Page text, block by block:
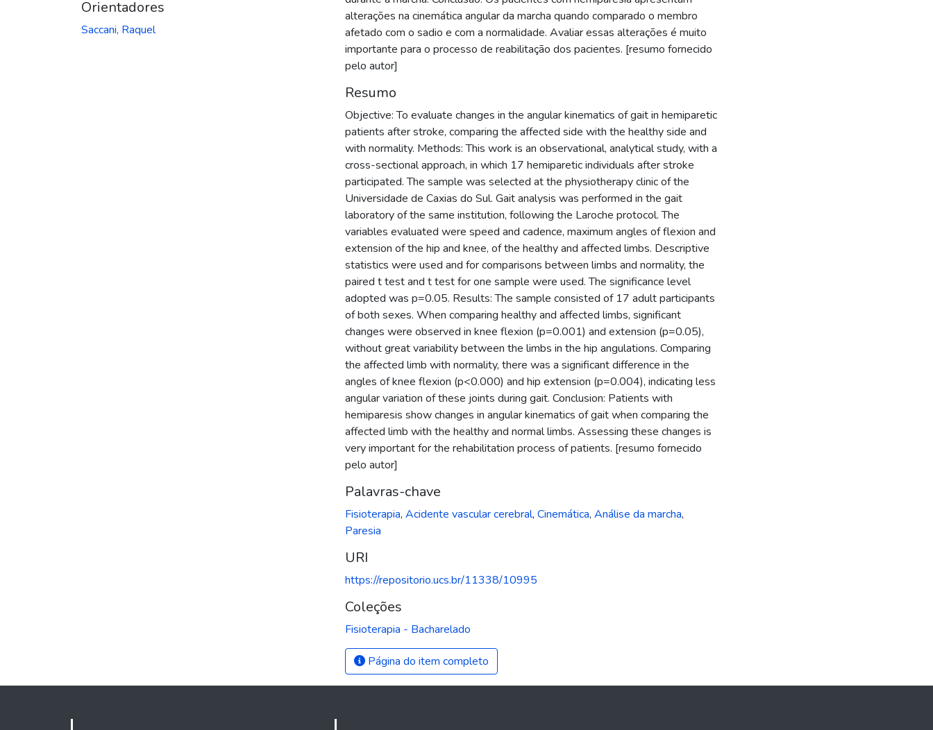
Orientadores
Saccani, Raquel
alterações na cinemática angular da marcha quando comparado o membro
afetado com o sadio e com a normalidade. Avaliar essas alterações é muito
importante para o processo de reabilitação dos pacientes. [resumo fornecido
pelo autor]
Resumo
Objective: To evaluate changes in the angular kinematics of gait in hemiparetic
patients after stroke, comparing the affected side with the healthy side and
with normality. Methods: This work is an observational, analytical study, with a
cross-sectional approach, in which 17 hemiparetic individuals after stroke
participated. The sample was selected at the physiotherapy clinic of the
Universidade de Caxias do Sul. Gait analysis was performed in the gait
laboratory of the same institution, following the Laroche protocol. The
variables evaluated were speed and cadence, maximum angles of flexion and
extension of the hip and knee, of the healthy and affected limbs. Descriptive
statistics were used and for comparisons between limbs and normality, the
paired t test and t test for one sample were used. The significance level
adopted was p=0.05. Results: The sample consisted of 17 adult participants
of both sexes. When comparing healthy and affected limbs, significant
changes were observed in knee flexion (p=0.001) and extension (p=0.05),
without great variability between the limbs in the hip angulations. Comparing
the affected limb with normality, there was a significant difference in the
angles of knee flexion (p<0.000) and hip extension (p=0.004), indicating less
angular variation of these joints during gait. Conclusion: Patients with
hemiparesis show changes in angular kinematics of gait when comparing the
affected limb with the healthy and normal limbs. Assessing these changes is
very important for the rehabilitation process of patients. [resumo fornecido
pelo autor]
Palavras-chave
Fisioterapia, Acidente vascular cerebral, Cinemática, Análise da marcha,
Paresia
URI
https://repositorio.ucs.br/11338/10995
Coleções
Fisioterapia - Bacharelado
Página do item completo